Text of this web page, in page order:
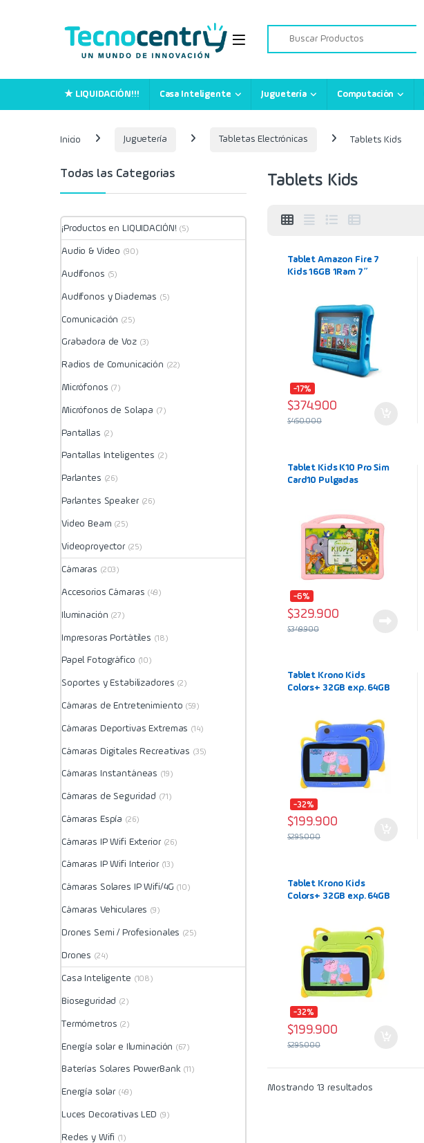
★ LIQUIDACIÓN!!! Casa Inteligente Juguetería Computación
Inicio Juguetería Tabletas Electrónicas Tablets Kids
Tablets Kids
Tablet Amazon Fire 7
Kids 16GB 1Ram 7″
niños de 3 a 7 años
-17%
$374.900
$450.000
Tablet Kids K10 Pro Sim
Card10 Pulgadas
-6%
$329.900
$349.900
Tablet Krono Kids
Colors+ 32GB exp. 64GB
-32%
$199.900
$295.000
Tablet Krono Kids
Colors+ 32GB exp. 64GB
-32%
$199.900
$295.000
Mostrando 13 resultados
Todas las Categorias
¡Productos en LIQUIDACIÓN! (5)
Audio & Video (90)
Audífonos (5)
Audífonos y Diademas (5)
Comunicación (25)
Grabadora de Voz (3)
Radios de Comunicación (22)
Micrófonos (7)
Micrófonos de Solapa (7)
Pantallas (2)
Pantallas Inteligentes (2)
Parlantes (26)
Parlantes Speaker (26)
Video Beam (25)
Videoproyector (25)
Cámaras (203)
Accesorios Cámaras (49)
Iluminación (27)
Impresoras Portátiles (18)
Papel Fotográfico (10)
Soportes y Estabilizadores (2)
Cámaras de Entretenimiento (59)
Cámaras Deportivas Extremas (14)
Cámaras Digitales Recreativas (35)
Cámaras Instantáneas (19)
Cámaras de Seguridad (71)
Cámaras Espía (26)
Cámaras IP Wifi Exterior (26)
Cámaras IP Wifi Interior (13)
Cámaras Solares IP Wifi/4G (10)
Cámaras Vehiculares (9)
Drones Semi / Profesionales (25)
Drones (24)
Casa Inteligente (108)
Bioseguridad (2)
Termómetros (2)
Energía solar e Iluminación (67)
Baterías Solares PowerBank (11)
Energía solar (49)
Luces Decorativas LED (9)
Redes y Wifi (1)